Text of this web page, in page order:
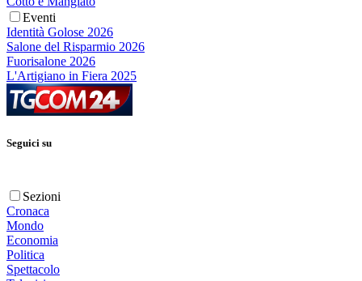
Eventi
Identità Golose 2026
Salone del Risparmio 2026
Fuorisalone 2026
L'Artigiano in Fiera 2025
Seguici su
Sezioni
Cronaca
Mondo
Economia
Politica
Spettacolo